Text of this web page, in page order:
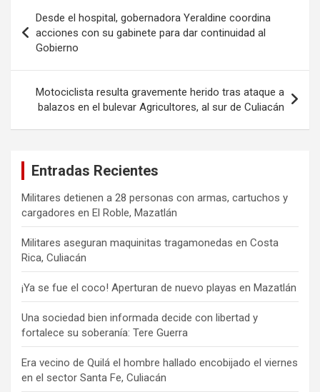
de
entradas
Desde el hospital, gobernadora Yeraldine coordina
acciones con su gabinete para dar continuidad al
Gobierno
Motociclista resulta gravemente herido tras ataque a
balazos en el bulevar Agricultores, al sur de Culiacán
Entradas Recientes
Militares detienen a 28 personas con armas, cartuchos y
cargadores en El Roble, Mazatlán
Militares aseguran maquinitas tragamonedas en Costa
Rica, Culiacán
¡Ya se fue el coco! Aperturan de nuevo playas en Mazatlán
Una sociedad bien informada decide con libertad y
fortalece su soberanía: Tere Guerra
Era vecino de Quilá el hombre hallado encobijado el viernes
en el sector Santa Fe, Culiacán